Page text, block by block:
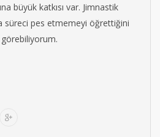
büyük katkısı var. Jimnastik
süreci pes etmemeyi öğrettiğini